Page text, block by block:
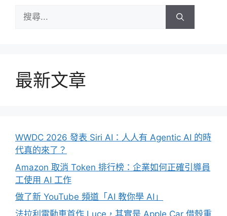
尋:
最新文章
WWDC 2026 發表 Siri AI：人人有 Agentic AI 的時
代真的來了？
Amazon 取消 Token 排行榜：企業如何正確引導員
工使用 AI 工作
做了新 YouTube 頻道「AI 教你學 AI」
法拉利電動車首作 Luce，其實是 Apple Car 借殼重